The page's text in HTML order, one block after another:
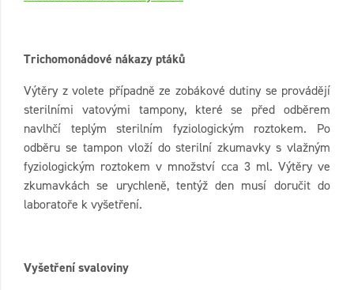
Trichomonádové nákazy ptáků
Výtěry z volete případně ze zobákové dutiny se provádějí
sterilními vatovými tampony, které se před odběrem
navlhčí teplým sterilním fyziologickým roztokem. Po
odběru se tampon vloží do sterilní zkumavky s vlažným
fyziologickým roztokem v množství cca 3 ml. Výtěry ve
zkumavkách se urychleně, tentýž den musí doručit do
laboratoře k vyšetření.
Vyšetření svaloviny